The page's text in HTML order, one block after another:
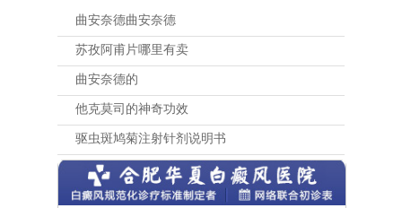
曲安奈德曲安奈德
苏孜阿甫片哪里有卖
曲安奈德的
他克莫司的神奇功效
驱虫斑鸠菊注射针剂说明书